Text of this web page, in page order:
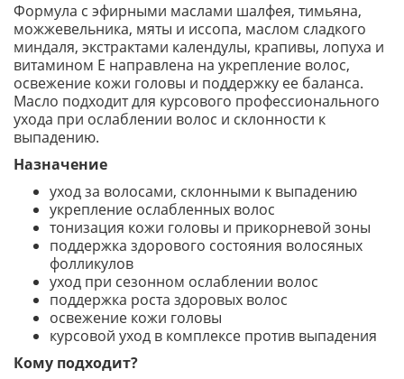
Формула с эфирными маслами шалфея, тимьяна,
можжевельника, мяты и иссопа, маслом сладкого
миндаля, экстрактами календулы, крапивы, лопуха и
витамином Е направлена на укрепление волос,
освежение кожи головы и поддержку ее баланса.
Масло подходит для курсового профессионального
ухода при ослаблении волос и склонности к
выпадению.
Назначение
уход за волосами, склонными к выпадению
укрепление ослабленных волос
тонизация кожи головы и прикорневой зоны
поддержка здорового состояния волосяных
фолликулов
уход при сезонном ослаблении волос
поддержка роста здоровых волос
освежение кожи головы
курсовой уход в комплексе против выпадения
Кому подходит?